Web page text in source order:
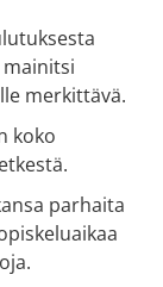
mainitsi
merkittävä.
koko
parhaita